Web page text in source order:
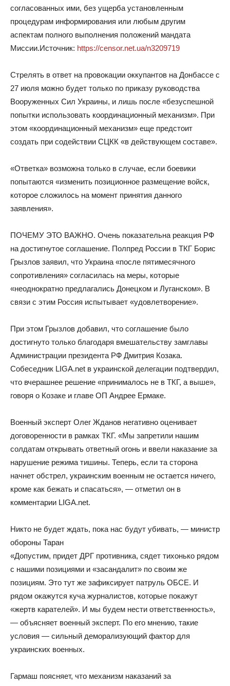
согласованных ими, без ущерба установленным
процедурам информирования или любым другим
аспектам полного выполнения положений мандата
Миссии.Источник: https://censor.net.ua/n3209719
Стрелять в ответ на провокации оккупантов на Донбассе с
27 июля можно будет только по приказу руководства
Вооруженных Сил Украины, и лишь после «безуспешной
попытки использовать координационный механизм». При
этом «координационный механизм» еще предстоит
создать при содействии СЦКК «в действующем составе».
«Ответка» возможна только в случае, если боевики
попытаются «изменить позиционное размещение войск,
которое сложилось на момент принятия данного
заявления».
ПОЧЕМУ ЭТО ВАЖНО. Очень показательна реакция РФ
на достигнутое соглашение. Полпред России в ТКГ Борис
Грызлов заявил, что Украина «после пятимесячного
сопротивления» согласилась на меры, которые
«неоднократно предлагались Донецком и Луганском». В
связи с этим Россия испытывает «удовлетворение».
При этом Грызлов добавил, что соглашение было
достигнуто только благодаря вмешательству замглавы
Администрации президента РФ Дмитрия Козака.
Собеседник LIGA.net в украинской делегации подтвердил,
что вчерашнее решение «принималось не в ТКГ, а выше»,
говоря о Козаке и главе ОП Андрее Ермаке.
Военный эксперт Олег Жданов негативно оценивает
договоренности в рамках ТКГ. «Мы запретили нашим
солдатам открывать ответный огонь и ввели наказание за
нарушение режима тишины. Теперь, если та сторона
начнет обстрел, украинским военным не остается ничего,
кроме как бежать и спасаться», — отметил он в
комментарии LIGA.net.
Никто не будет ждать, пока нас будут убивать, — министр
обороны Таран
«Допустим, придет ДРГ противника, сядет тихонько рядом
с нашими позициями и «засандалит» по своим же
позициям. Это тут же зафиксирует патруль ОБСЕ. И
рядом окажутся куча журналистов, которые покажут
«жертв карателей». И мы будем нести ответственность»,
— объясняет военный эксперт. По его мнению, такие
условия — сильный деморализующий фактор для
украинских военных.
Гармаш поясняет, что механизм наказаний за